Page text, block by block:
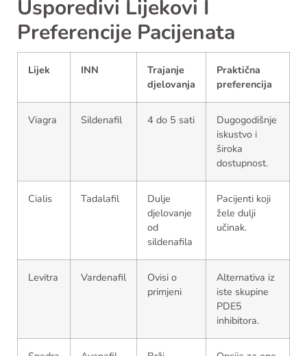
Usporedivi Lijekovi I
Preferencije Pacijenata
Lijek INN
Trajanje
djelovanja
Praktična
preferencija
Viagra Sildenafil 4 do 5 sati
Dugogodišnje
iskustvo i
široka
dostupnost.
Cialis Tadalafil
Dulje
djelovanje
od
sildenafila
Pacijenti koji
žele dulji
učinak.
Levitra Vardenafil
Ovisi o
primjeni
Alternativa iz
iste skupine
PDE5
inhibitora.